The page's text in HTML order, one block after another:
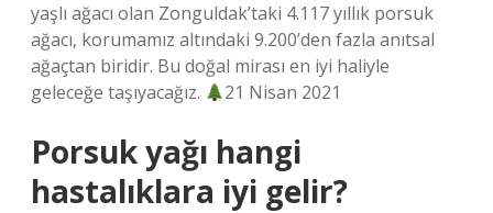
yaşlı ağacı olan Zonguldak’taki 4.117 yıllık porsuk
ağacı, korumamız altındaki 9.200’den fazla anıtsal
ağaçtan biridir. Bu doğal mirası en iyi haliyle
geleceğe taşıyacağız.
21 Nisan 2021
Porsuk yağı hangi
hastalıklara iyi gelir?